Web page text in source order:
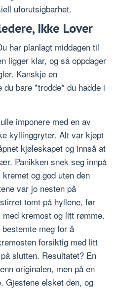
uforutsigbarhet.
Ikke Lover
har planlagt middagen til
ligger klar, og så oppdager
Kanskje en
bare *trodde* du hadde i
imponere med en av
kyllinggryter. Alt var kjøpt
kjøleskapet og innså at
Panikken snek seg innpå
og god uten den
var jo nesten på
tomt på hyllene, før
kremost og litt rømme.
bestemte meg for å
forsiktig med litt
slutten. Resultatet? En
originalen, men på en
Gjestene elsket den, og